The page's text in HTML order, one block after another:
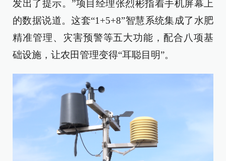
发出了提示。”项目经理张烈彬指着手机屏幕上
的数据说道。这套“1+5+8”智慧系统集成了水肥
精准管理、灾害预警等五大功能，配合八项基
础设施，让农田管理变得“耳聪目明”。